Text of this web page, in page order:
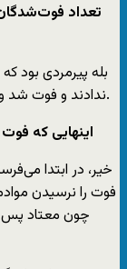
‌تعداد
بله پیرمردی بود
ندادند و فوت شد و یکی هم بود که سیستم گوارشش مشکل داشت.
‌اینهایی که
خیر، در ابتدا
فوت را نرسیدن